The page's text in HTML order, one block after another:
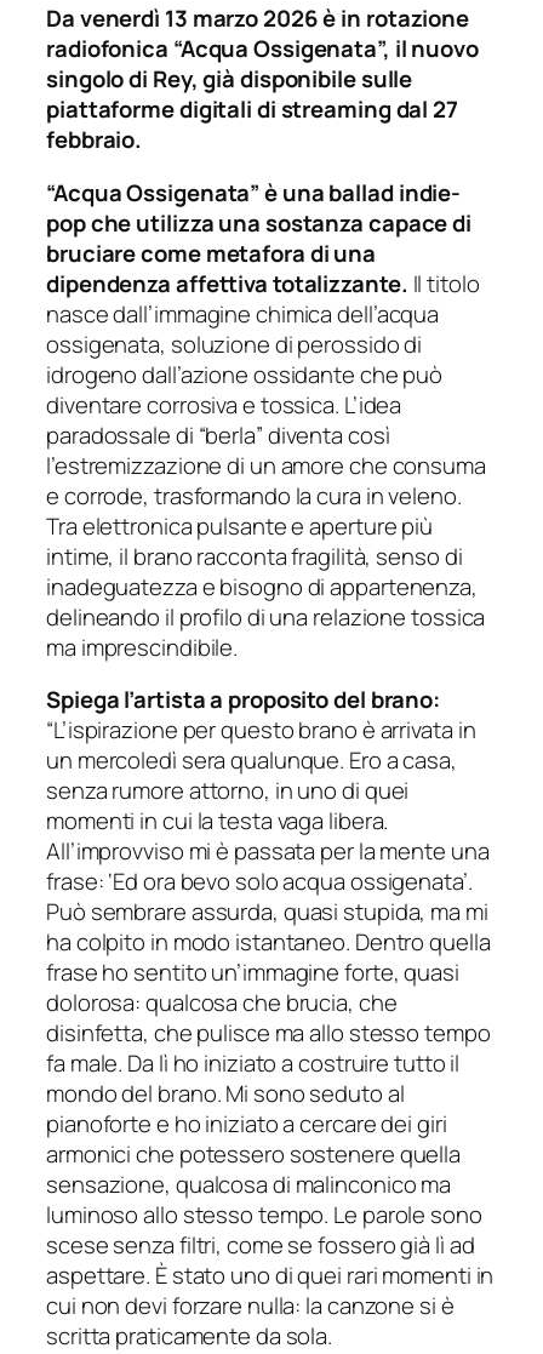
Da venerdì 13 marzo 2026 è in rotazione
radiofonica “Acqua Ossigenata”, il nuovo
singolo di Rey, già disponibile sulle
piattaforme digitali di streaming dal 27
febbraio.
“Acqua Ossigenata” è una ballad indie-
pop che utilizza una sostanza capace di
bruciare come metafora di una
dipendenza affettiva totalizzante. Il titolo
nasce dall’immagine chimica dell’acqua
ossigenata, soluzione di perossido di
idrogeno dall’azione ossidante che può
diventare corrosiva e tossica. L’idea
paradossale di “berla”diventa così
l’estremizzazione di un amore che consuma
e corrode, trasformando la cura in veleno.
Tra elettronica pulsante e aperture più
intime, il brano racconta fragilità, senso di
inadeguatezza e bisogno di appartenenza,
delineando il profilo di una relazione tossica
ma imprescindibile.
Spiega l’artista a proposito del brano:
“L’ispirazione per questo brano è arrivata in
un mercoledì sera qualunque. Ero a casa,
senza rumore attorno, in uno di quei
momenti in cui la testa vaga libera.
All’improvviso mi è passata per la mente una
frase: ‘Ed ora bevo solo acqua ossigenata’.
Può sembrare assurda, quasi stupida, ma mi
ha colpito in modo istantaneo. Dentro quella
frase ho sentito un’immagine forte, quasi
dolorosa: qualcosa che brucia, che
disinfetta, che pulisce ma allo stesso tempo
fa male. Da lì ho iniziato a costruire tutto il
mondo del brano. Mi sono seduto al
pianoforte e ho iniziato a cercare dei giri
armonici che potessero sostenere quella
sensazione, qualcosa di malinconico ma
luminoso allo stesso tempo. Le parole sono
scese senza filtri, come se fossero già lì ad
aspettare. È stato uno di quei rari momenti in
cui non devi forzare nulla: la canzone si è
scritta praticamente da sola.